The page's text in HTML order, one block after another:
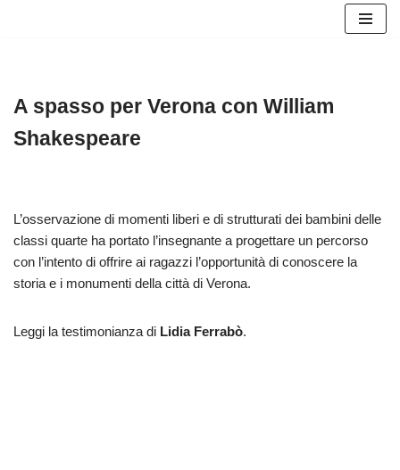
A spasso per Verona con William
Shakespeare
L’osservazione di momenti liberi e di strutturati dei bambini
delle classi quarte ha portato l’insegnante a progettare un
percorso con l’intento di offrire ai ragazzi l’opportunità di
conoscere la storia e i monumenti della città di Verona.
Leggi la testimonianza diLidia Ferrabò.